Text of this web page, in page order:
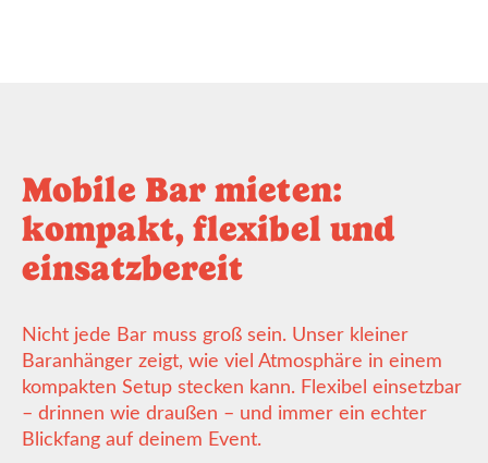
Mobile Bar mieten:
kompakt, flexibel und
einsatzbereit
Nicht jede Bar muss groß sein. Unser kleiner
Baranhänger zeigt, wie viel Atmosphäre in einem
kompakten Setup stecken kann. Flexibel einsetzbar
– drinnen wie draußen – und immer ein echter
Blickfang auf deinem Event.